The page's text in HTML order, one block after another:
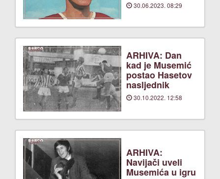
30.06.2023. 08:29
ARHIVA: Dan
kad je Musemić
postao Hasetov
nasljednik
30.10.2022. 12:58
ARHIVA:
Navijači uveli
Musemića u igru